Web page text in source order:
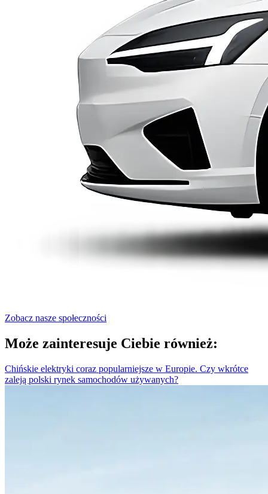
Zobacz nasze społeczności
Może zainteresuje Ciebie również:
Chińskie elektryki coraz popularniejsze w Europie. Czy wkrótce
zaleją polski rynek samochodów używanych?